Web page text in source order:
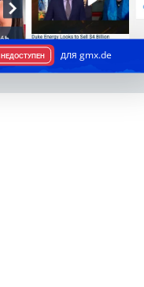
НЕДОСТУПЕН для gmx.de